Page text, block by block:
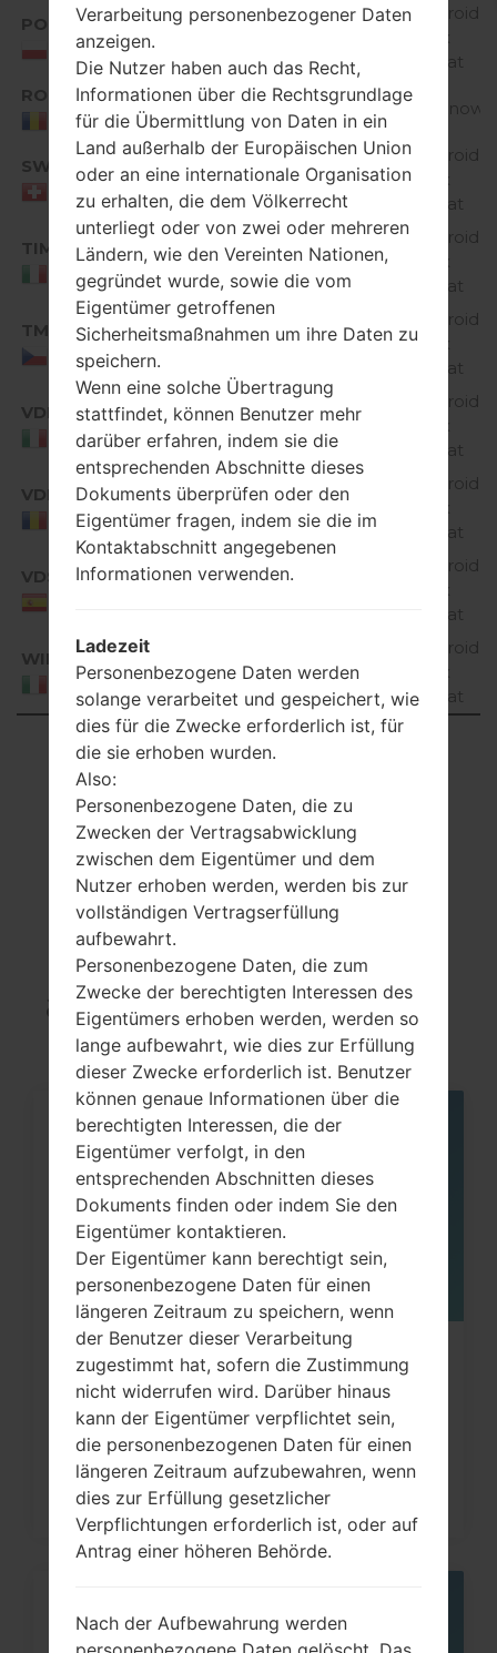
POL
Poland
Android
KitKat
ROM
Romania
D60520h_00.kdz Unknown
SWS
Switzerland
D60520h_00.kdz
Android
KitKat
TIM
Italy
D60520d_00_1230.kdz
Android
KitKat
TMC
Czech Republic
D60520e_00.kdz
Android
4.4.x
KitKat
VDI
Italy
D60520G_00.kdz
Android
KitKat
VDR
Romania
D60520G_00.kdz
Android
KitKat
VDS
Android
KitKat
WIN
Italy
Android
KitKat
Showing 1 to 22 of 22 entries
Artikel
LGD605(LGD605)
akaLG Optimus L9 II
Wie kann man die
Werkseinstellungen durch Code
auf...
Verarbeitung personenbezogener Daten
anzeigen.
Die Nutzer haben auch das Recht,
Informationen über die Rechtsgrundlage
für die Übermittlung von Daten in ein
Land außerhalb der Europäischen Union
oder an eine internationale Organisation
zu erhalten, die dem Völkerrecht
unterliegt oder von zwei oder mehreren
Ländern, wie den Vereinten Nationen,
gegründet wurde, sowie die vom
Eigentümer getroffenen
Sicherheitsmaßnahmen um ihre Daten zu
speichern.
Wenn eine solche Übertragung
stattfindet, können Benutzer mehr
darüber erfahren, indem sie die
entsprechenden Abschnitte dieses
Dokuments überprüfen oder den
Eigentümer fragen, indem sie die im
Kontaktabschnitt angegebenen
Informationen verwenden.
Ladezeit
Personenbezogene Daten werden
solange verarbeitet und gespeichert, wie
dies für die Zwecke erforderlich ist, für
die sie erhoben wurden.
Also:
Personenbezogene Daten, die zu
Zwecken der Vertragsabwicklung
zwischen dem Eigentümer und dem
Nutzer erhoben werden, werden bis zur
vollständigen Vertragserfüllung
aufbewahrt.
Personenbezogene Daten, die zum
Zwecke der berechtigten Interessen des
Eigentümers erhoben werden, werden so
lange aufbewahrt, wie dies zur Erfüllung
dieser Zwecke erforderlich ist. Benutzer
können genaue Informationen über die
berechtigten Interessen, die der
Eigentümer verfolgt, in den
entsprechenden Abschnitten dieses
Dokuments finden oder indem Sie den
Eigentümer kontaktieren.
Der Eigentümer kann berechtigt sein,
personenbezogene Daten für einen
längeren Zeitraum zu speichern, wenn
der Benutzer dieser Verarbeitung
zugestimmt hat, sofern die Zustimmung
nicht widerrufen wird. Darüber hinaus
kann der Eigentümer verpflichtet sein,
die personenbezogenen Daten für einen
längeren Zeitraum aufzubewahren, wenn
dies zur Erfüllung gesetzlicher
Verpflichtungen erforderlich ist, oder auf
Antrag einer höheren Behörde.
Nach der Aufbewahrung werden